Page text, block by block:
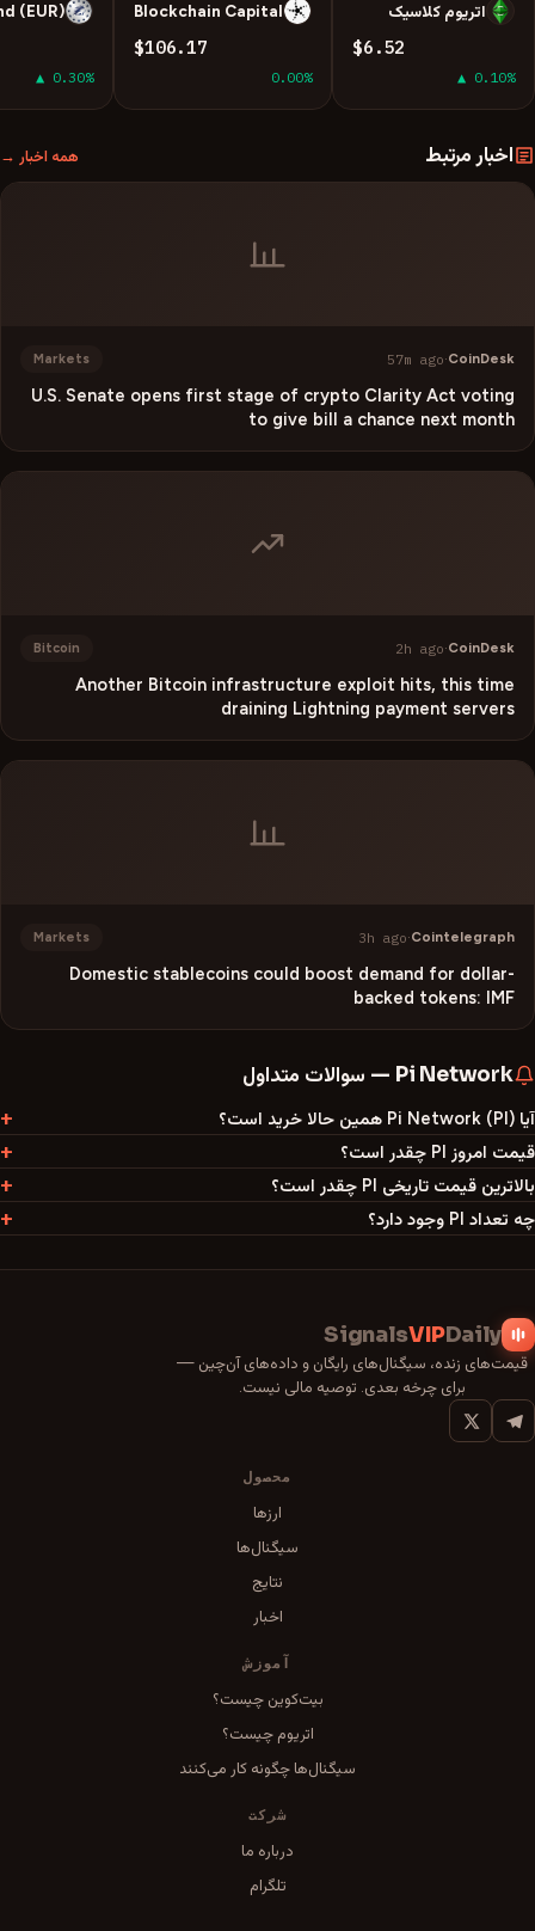
E اتریوم کلاسیک
$6.52
▲ 0.10%
B
Blockchain Capital
$106.17
0.00%
E
(EUR)
▲ 0.30%
اخبار مرتبط همه اخبار →
CoinDesk
·
57m ago
Markets
U.S. Senate opens first stage of crypto Clarity Act voting
to give bill a chance next month
CoinDesk
·
2h ago
Bitcoin
Another Bitcoin infrastructure exploit hits, this time
draining Lightning payment servers
Cointelegraph
·
3h ago
Markets
Domestic stablecoins could boost demand for dollar-
backed tokens: IMF
Pi Network
— سوالات متداول
آیا Pi Network (PI) همین حالا خرید است؟
قیمت امروز PI چقدر است؟
بالاترین قیمت تاریخی PI چقدر است؟
چه تعداد PI وجود دارد؟
Daily
VIP
Signals
قیمت‌های زنده، سیگنال‌های رایگان و داده‌های آن‌چین —
برای چرخه بعدی. توصیه مالی نیست.
محصول
ارزها
سیگنال‌ها
نتایج
اخبار
آموزش
بیت‌کوین چیست؟
اتریوم چیست؟
سیگنال‌ها چگونه کار می‌کنند
شرکت
درباره ما
تلگرام